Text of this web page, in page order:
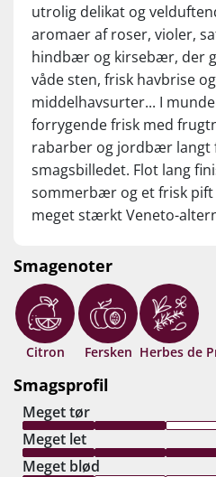
utrolig delikat og
aromaer af roser, violer,
hindbær og kirsebær, der
våde sten, frisk havbrise
middelhavsurter... I
forrygende frisk med
rabarber og jordbær langt
smagsbilledet. Flot lang
sommerbær og et frisk pift
meget stærkt Veneto-
høståret.
Smagenoter
Citron Fersken Herbes de
Smagsprofil
Meget tør
Meget let
Meget blød